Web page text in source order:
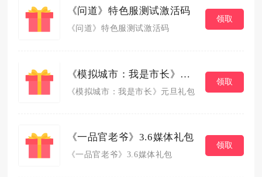
《问道》特色服测试激活码
《问道》特色服测试激活码
领取
《模拟城市：我是市长》元旦礼包
《模拟城市：我是市长》元旦礼包
领取
《一品官老爷》3.6媒体礼包
《一品官老爷》3.6媒体礼包
领取